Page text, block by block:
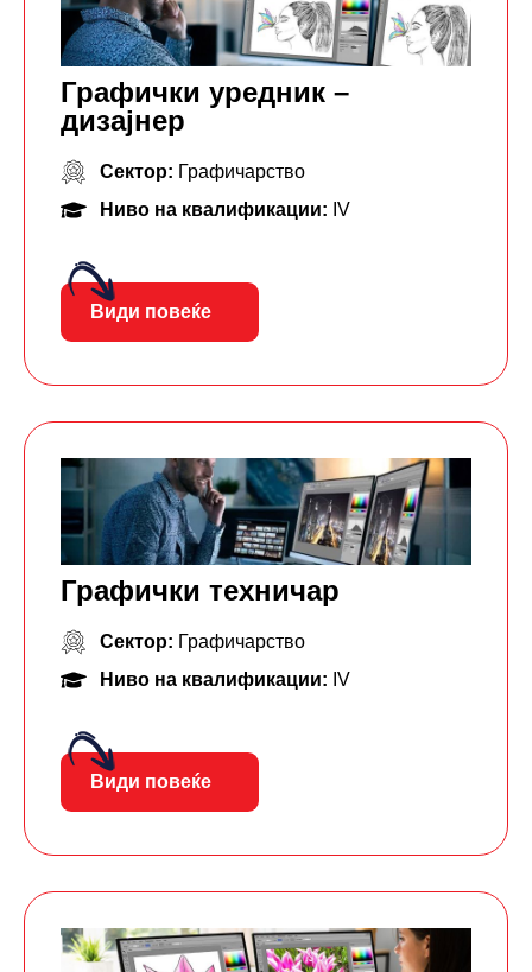
Графички уредник –
дизајнер
Сектор: Графичарство
Ниво на квалификации: IV
Види повеќе
Графички техничар
Сектор: Графичарство
Ниво на квалификации: IV
Види повеќе